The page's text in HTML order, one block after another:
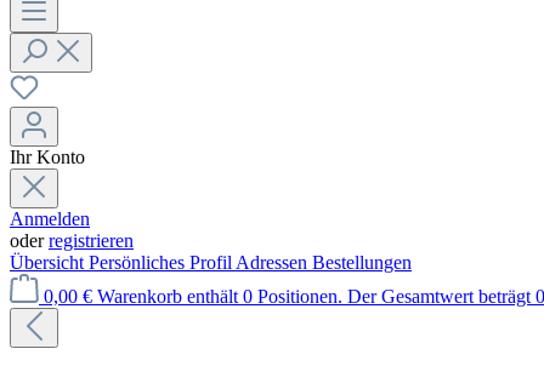
Ihr Konto
Anmelden
oderregistrieren
Übersicht Persönliches Profil Adressen Bestellungen
0,00 € Warenkorb enthält 0 Positionen. Der Gesamtwert beträgt